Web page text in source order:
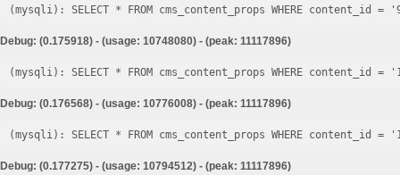
Debug: (0.175918) - (usage: 10748080) - (peak: 11117896)
Debug: (0.176568) - (usage: 10776008) - (peak: 11117896)
Debug: (0.177275) - (usage: 10794512) - (peak: 11117896)